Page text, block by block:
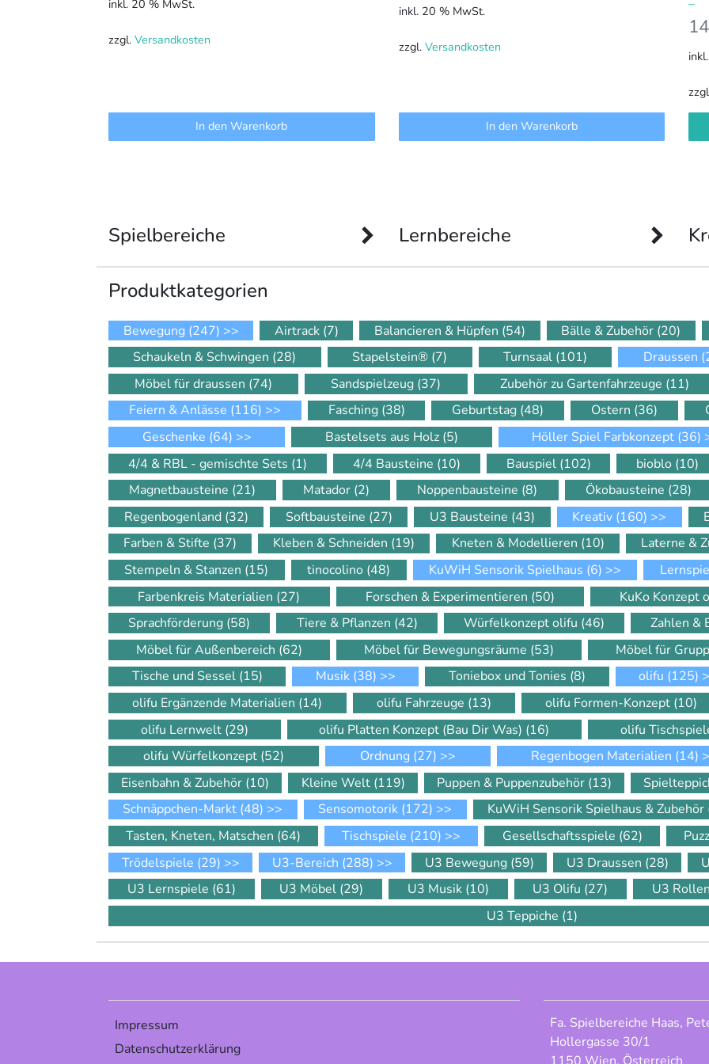
1.999,96 €
inkl. 20 % MwSt.
zzgl. Versandkosten
In den Warenkorb
inkl. 20 % MwSt.
zzgl. Versandkosten
In den Warenkorb
–
Spielbereiche Lernbereiche
Produkt­kategorien
Bewegung (247) >> Airtrack (7) Balancieren & Hüpfen (54) Bälle & Zubehör (20)
Schaukeln & Schwingen (28) Stapelstein® (7) Turnsaal (101) Draussen
Möbel für draussen (74) Sandspielzeug (37) Zubehör zu Gartenfahrzeuge (11)
Feiern & Anlässe (116) >> Fasching (38) Geburtstag (48) Ostern (36)
Geschenke (64) >> Bastelsets aus Holz (5) Höller Spiel Farbkonzept (36)
4/4 & RBL - gemischte Sets (1) 4/4 Bausteine (10) Bauspiel (102) bioblo (10)
Magnetbausteine (21) Matador (2) Noppenbausteine (8) Ökobausteine (28)
Regenbogenland (32) Softbausteine (27) U3 Bausteine (43) Kreativ (160) >>
Farben & Stifte (37) Kleben & Schneiden (19) Kneten & Modellieren (10)
Laterne &
Stempeln & Stanzen (15) tinocolino (48) KuWiH Sensorik Spielhaus (6) >>
Farbenkreis Materialien (27) Forschen & Experimentieren (50)
KuKo Konzept
Sprachförderung (58) Tiere & Pflanzen (42) Würfelkonzept olifu (46)
Zahlen &
Möbel für Außenbereich (62) Möbel für Bewegungsräume (53)
Möbel für
Tische und Sessel (15) Musik (38) >> Toniebox und Tonies (8) olifu (125)
olifu Ergänzende Materialien (14) olifu Fahrzeuge (13) olifu Formen-Konzept (10)
olifu Lernwelt (29) olifu Platten Konzept (Bau Dir Was) (16)
olifu
olifu Würfelkonzept (52) Ordnung (27) >> Regenbogen Materialien (14)
Eisenbahn & Zubehör (10) Kleine Welt (119) Puppen & Puppenzubehör (13)
Schnäppchen-Markt (48) >> Sensomotorik (172) >> KuWiH Sensorik Spielhaus & Zubehör
Tasten, Kneten, Matschen (64) Tischspiele (210) >> Gesellschaftsspiele (62)
Trödelspiele (29) >> U3-Bereich (288) >> U3 Bewegung (59) U3 Draussen (28)
U3 Lernspiele (61) U3 Möbel (29) U3 Musik (10) U3 Olifu (27)
U3
U3 Teppiche (1)
Impressum
Datenschutzerklärung
Fa. Spielbereiche Haas,
Hollergasse 30/1
1150 Wien, Österreich